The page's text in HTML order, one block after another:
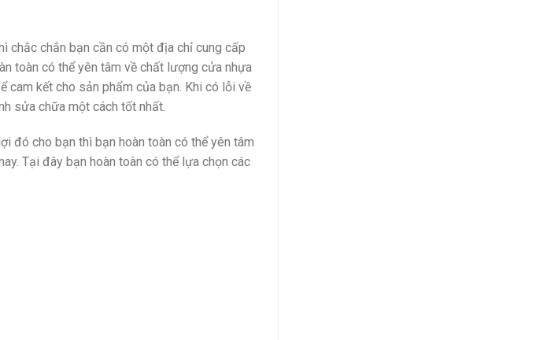
chắc chắn bạn cần có một địa chỉ cung cấp
toàn có thể yên tâm về chất lượng cửa nhựa
cam kết cho sản phẩm của bạn. Khi có lỗi về
sửa chữa một cách tốt nhất.
đó cho bạn thì bạn hoàn toàn có thể yên tâm
Tại đây bạn hoàn toàn có thể lựa chọn các